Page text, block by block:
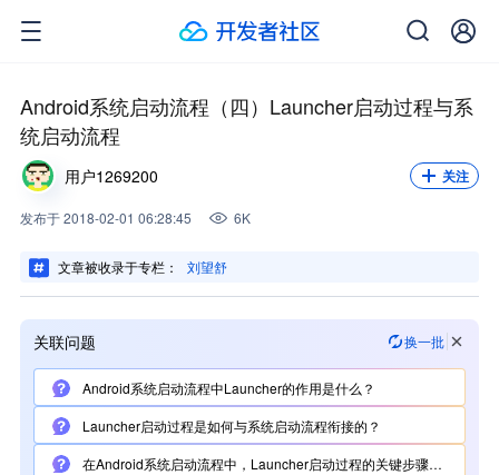
Android系统启动流程（四）Launcher启动过程与系
统启动流程
用户1269200 关注
发布于2018-02-01 06:28:45 6K
文章被收录于专栏： 刘望舒
关联问题 换一批
Android系统启动流程中Launcher的作用是什么？
Launcher启动过程是如何与系统启动流程衔接的？
在Android系统启动流程中，Launcher启动过程的关键步骤有哪些？